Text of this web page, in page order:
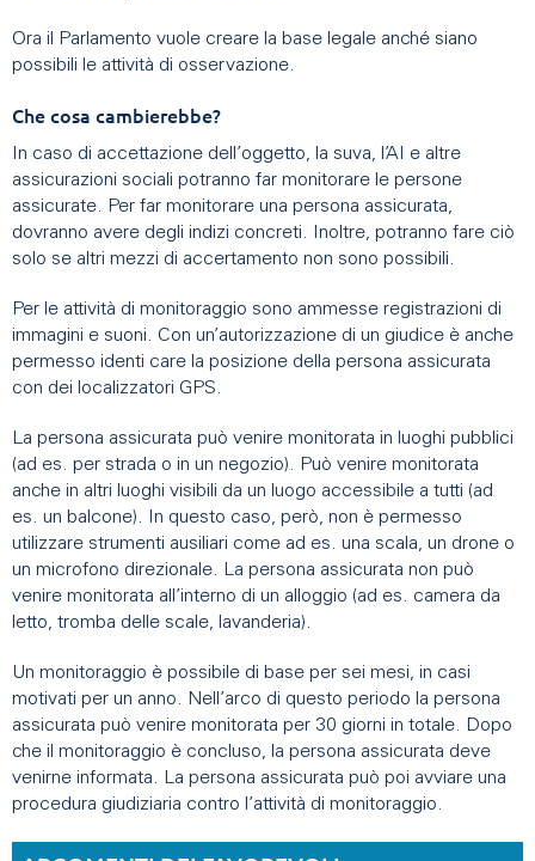
Ora il Parlamento vuole creare la base legale anché siano
possibili le attività di osservazione.
Che cosa cambierebbe?
In caso di accettazione dell’oggetto, la suva, l’AI e altre
assicurazioni sociali potranno far monitorare le persone
assicurate. Per far monitorare una persona assicurata,
dovranno avere degli indizi concreti. Inoltre, potranno fare ciò
solo se altri mezzi di accertamento non sono possibili.
Per le attività di monitoraggio sono ammesse registrazioni di
immagini e suoni. Con un’autorizzazione di un giudice è anche
permesso identi care la posizione della persona assicurata
con dei localizzatori GPS.
La persona assicurata può venire monitorata in luoghi pubblici
(ad es. per strada o in un negozio). Può venire monitorata
anche in altri luoghi visibili da un luogo accessibile a tutti (ad
es. un balcone). In questo caso, però, non è permesso
utilizzare strumenti ausiliari come ad es. una scala, un drone o
un microfono direzionale. La persona assicurata non può
venire monitorata all’interno di un alloggio (ad es. camera da
letto, tromba delle scale, lavanderia).
Un monitoraggio è possibile di base per sei mesi, in casi
motivati per un anno. Nell’arco di questo periodo la persona
assicurata può venire monitorata per 30 giorni in totale. Dopo
che il monitoraggio è concluso, la persona assicurata deve
venirne informata. La persona assicurata può poi avviare una
procedura giudiziaria contro l’attività di monitoraggio.